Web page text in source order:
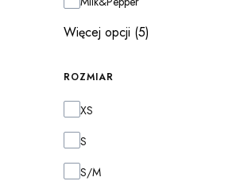
Więcej opcji (5)
ROZMIAR
Rozmiar
XS
S
S/M